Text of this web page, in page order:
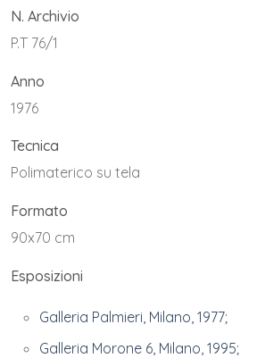
N. Archivio
P.T 76/1
Anno
1976
Tecnica
Polimaterico su tela
Formato
90x70 cm
Esposizioni
Galleria Palmieri, Milano, 1977;
Galleria Morone 6, Milano, 1995;